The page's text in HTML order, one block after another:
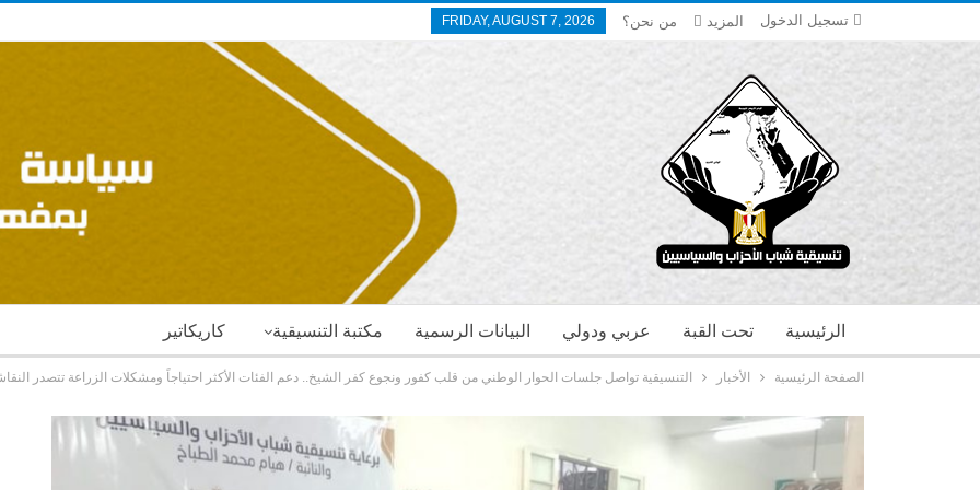
تسجيل الدخول FRIDAY, AUGUST 7, 2026 من نحن؟ المزيد
كاريكاتير مكتبة التنسيقية البيانات الرسمية عربي ودولي تحت القبة الرئيسية
الصفحة الرئيسية الأخبار التنسيقية تواصل جلسات الحوار الوطني من قلب كفور ونجوع كفر الشيخ.. دعم الفئات الأكثر احتياجاً ومشكلات الزراعة تتصدر